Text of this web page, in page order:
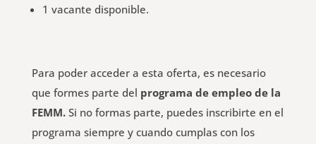
1 vacante disponible.
Para poder acceder a esta oferta, es necesario
que formes parte del programa de empleo de la
FEMM.Si no formas parte, puedes inscribirte en el
programa siempre y cuando cumplas con los